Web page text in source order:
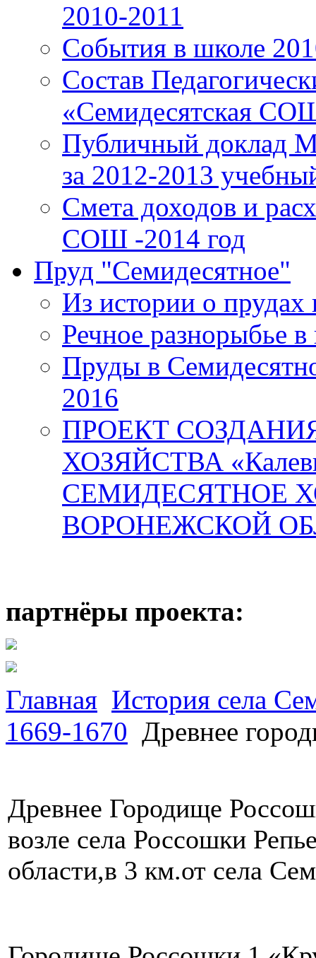
2010-2011
События в школе
Состав
«Семидесятская
Публичный доклад
за 2012-2013
Смета доходов и
СОШ -2014 год
Пруд "Семидесятное"
Из истории о
Речное разнорыбье
Пруды в
2016
ПРОЕКТ
ХОЗЯЙСТВА
СЕМИДЕСЯТНОЕ
ВОРОНЕЖСКОЙ
партнёры проекта:
Главная История села
1669-1670 Древнее
Древнее Городище
возле села Россошки
области,в 3 км.от села